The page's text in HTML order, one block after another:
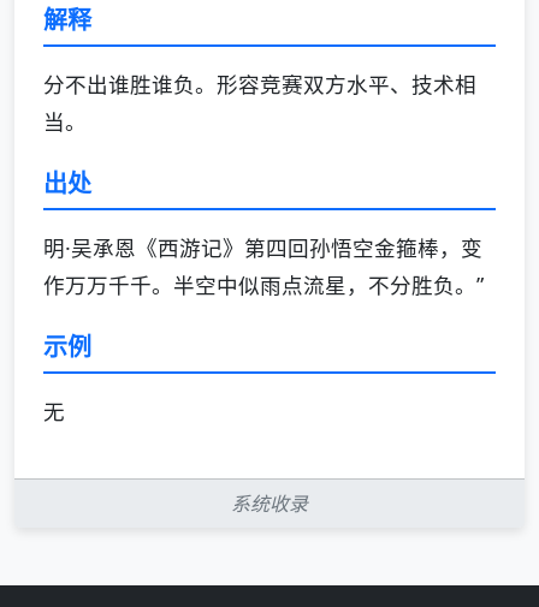
解释
分不出谁胜谁负。形容竞赛双方水平、技术相
当。
出处
明·吴承恩《西游记》第四回孙悟空金箍棒，变
作万万千千。半空中似雨点流星，不分胜负。”
示例
无
系统收录